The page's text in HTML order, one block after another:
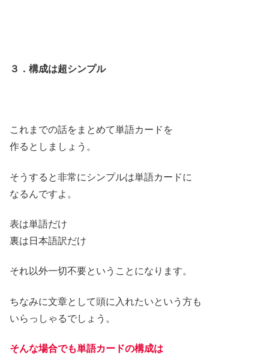
３．構成は超シンプル
これまでの話をまとめて単語カードを
作るとしましょう。
そうすると非常にシンプルは単語カードに
なるんですよ。
表は単語だけ
裏は日本語訳だけ
それ以外一切不要ということになります。
ちなみに文章として頭に入れたいという方も
いらっしゃるでしょう。
そんな場合でも単語カードの構成は